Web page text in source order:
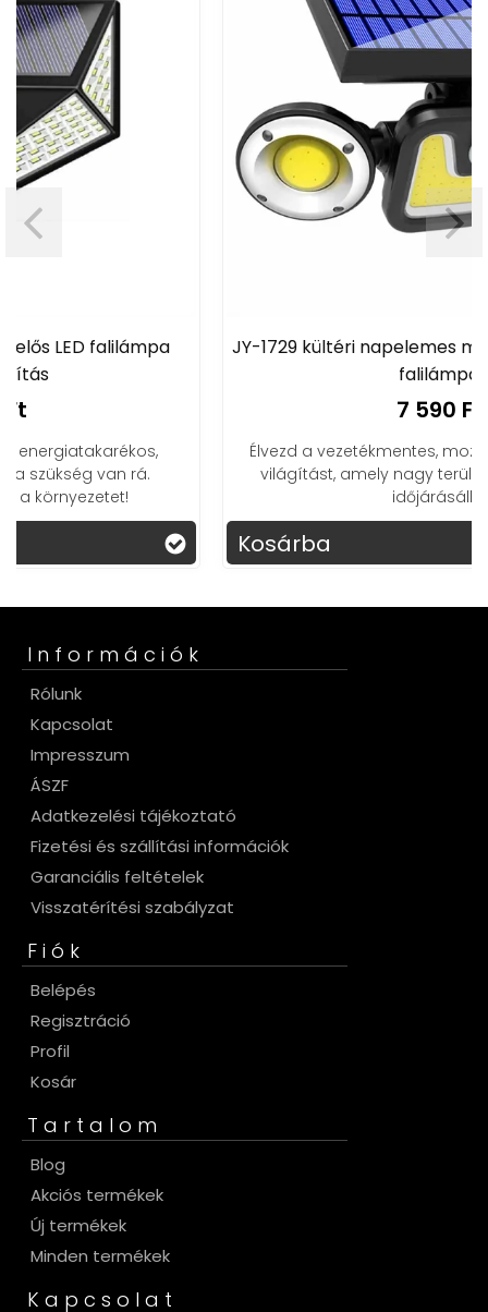
JY-1729 kültéri napelemes mozgásérzékelős LED
Élvezd a vezetékmentes, mozgásérzékelős kültéri
világítást, amely nagy területet világít meg és
Információk
Rólunk
Kapcsolat
Impresszum
ÁSZF
Adatkezelési tájékoztató
Fizetési és szállítási információk
Garanciális feltételek
Visszatérítési szabályzat
Fiók
Belépés
Regisztráció
Profil
Kosár
Tartalom
Blog
Akciós termékek
Új termékek
Minden termékek
Kapcsolat